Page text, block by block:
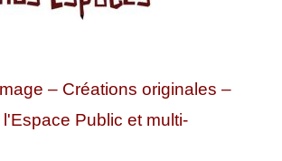
– Créations originales –
Public et multi-